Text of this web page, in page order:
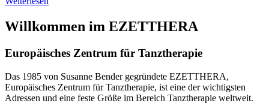
Willkommen im EZETTHERA
Europäisches Zentrum für Tanztherapie
Das 1985 von Susanne Bender gegründete EZETTHERA,
Europäisches Zentrum für Tanztherapie, ist eine der wichtigsten
Adressen und eine feste Größe im Bereich Tanztherapie weltweit.